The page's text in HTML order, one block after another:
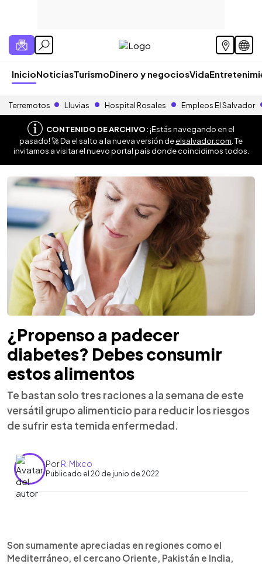
InicioNoticiasTurismoDinero y negociosVida
Terremotos Lluvias Hospital Rosales Empleos El Salvador
CONTENIDO DE ARCHIVO:¡Estás navegando en el
pasado! 🚀 Da el salto a la nueva versión deelsalvador.com . Te
invitamos a visitar el nuevo portal país donde coincidimos todos.
¿Propenso a padecer
diabetes? Debes consumir
estos alimentos
Te bastan solo tres raciones a la semana de este
versátil grupo alimenticio para reducir los riesgos
de sufrir esta temida enfermedad.
PorR. Mixco
Publicado el 20 de junio de 2022
Escuchar artículo
Son sumamente apreciadas en regiones como el
Mediterráneo, el cercano Oriente, Pakistán e India,